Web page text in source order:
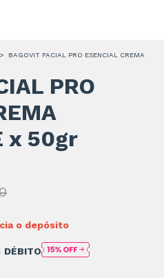
>
BAGOVIT FACIAL PRO ESENCIAL CREMA
PRO
x 50gr
o depósito
DÉBITO